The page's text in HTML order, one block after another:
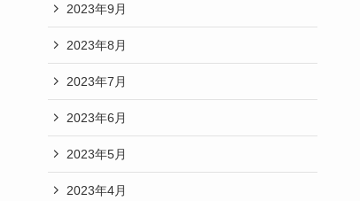
2023年9月
2023年8月
2023年7月
2023年6月
2023年5月
2023年4月